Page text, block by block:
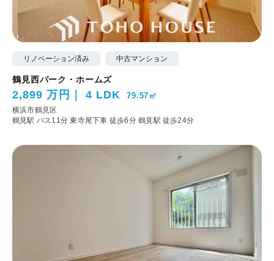
リノベーション済み 中古マンション
鶴見西パーク・ホームズ
2,899 万円 4 LDK 79.57㎡
横浜市鶴見区
鶴見駅 バス11分 東寺尾下車 徒歩6分鶴見駅 徒歩24分